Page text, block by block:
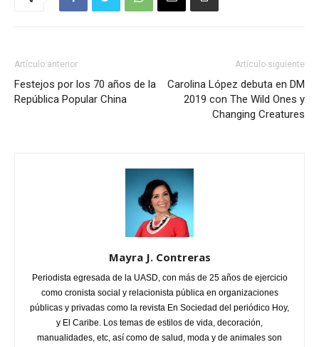
Artículo anterior
Festejos por los 70 años de la
República Popular China
Artículo siguiente
Carolina López debuta en DM
2019 con The Wild Ones y
Changing Creatures
Mayra J. Contreras
Periodista egresada de la UASD, con más de 25 años de ejercicio
como cronista social y relacionista pública en organizaciones
públicas y privadas como la revista En Sociedad del periódico Hoy,
y El Caribe. Los temas de estilos de vida, decoración,
manualidades, etc, así como de salud, moda y de animales son